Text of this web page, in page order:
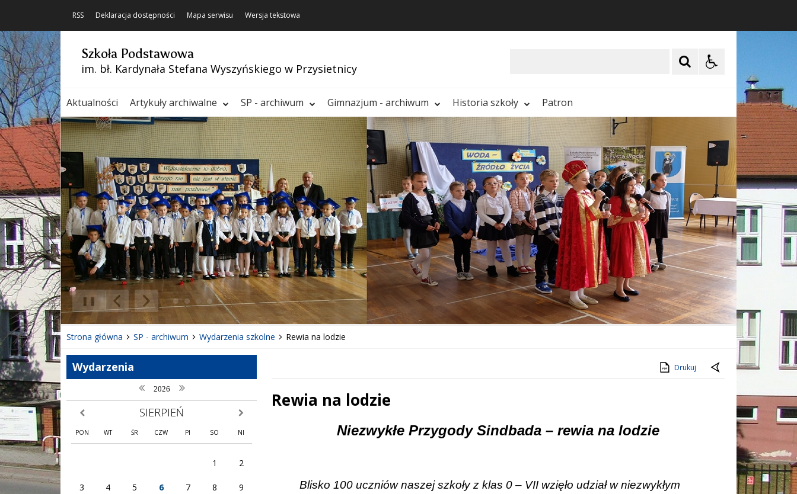
RSS Deklaracja dostępności Mapa serwisu Wersja tekstowa
Szkoła Podstawowa
im. bł. Kardynała Stefana Wyszyńskiego w Przysietnicy
Aktualności Artykuły archiwalne SP - archiwum Gimnazjum - archiwum Historia szkoły Patron
Poprzedni Element
Następny Element
❚❚
Strona główna SP - archiwum Wydarzenia szkolne Rewia na lodzie
Wydarzenia
poprzedni rok
2026 następny rok
poprzedni miesiąc SIERPIEŃ następny miesiąc
PON WT ŚR CZW PI SO NI
1 2
3 4 5 6 7 8 9
Drukuj
Rewia na lodzie
Niezwykłe Przygody Sindbada – rewia na lodzie
Blisko 100 uczniów naszej szkoły z klas 0 – VII wzięło udział w niezwykłym